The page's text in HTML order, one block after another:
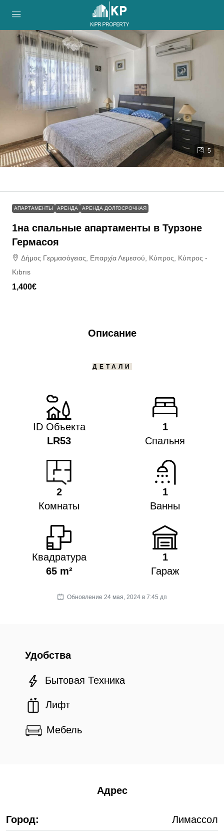
5
АПАРТАМЕНТЫ АРЕНДА АРЕНДА ДОЛГОСРОЧНАЯ
1на спальные апартаменты в Турзоне
Гермасоя
Δήμος Γερμασόγειας, Επαρχία Λεμεσού, Κύπρος, Κύπρος -
Kıbrıs
1,400€
Описание
ДЕТАЛИ
ID Объекта
LR53
1
Спальня
2
Комнаты
1
Ванны
Квадратура
65 m²
1
Гараж
Обновление 24 мая, 2024 в 7:45 дп
Удобства
Бытовая Техника
Лифт
Мебель
Адрес
Город: Лимассол